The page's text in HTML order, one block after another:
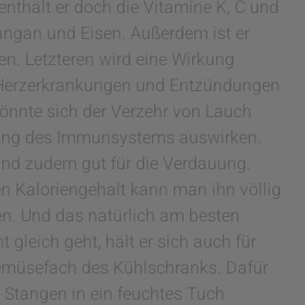
er doch die Vitamine K, C und
und Eisen. Außerdem ist er
Letzteren wird eine Wirkung
und Entzündungen
sich der Verzehr von Lauch
des Immunsystems auswirken.
zudem gut für die Verdauung.
Kaloriengehalt kann man ihn völlig
Und das natürlich am besten
gleich geht, hält er sich auch für
des Kühlschranks. Dafür
in ein feuchtes Tuch